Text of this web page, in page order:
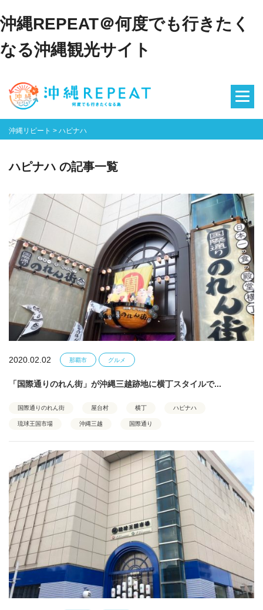
沖縄REPEAT＠何度でも行きたく
なる沖縄観光サイト
沖縄リピート > ハピナハ
ハピナハ の記事一覧
2020.02.02 那覇市 グルメ
「国際通りのれん街」が沖縄三越跡地に横丁スタイルで...
国際通りのれん街 屋台村 横丁 ハピナハ
琉球王国市場 沖縄三越 国際通り